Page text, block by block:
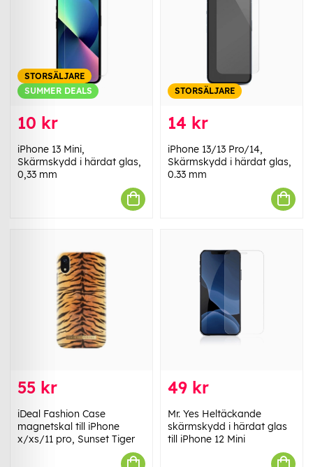
STORSÄLJARE
SUMMER DEALS
10 kr
iPhone 13 Mini,
Skärmskydd i härdat glas,
0,33 mm
STORSÄLJARE
14 kr
iPhone 13/13 Pro/14,
Skärmskydd i härdat glas,
0.33 mm
55 kr
iDeal Fashion Case
magnetskal till iPhone
x/xs/11 pro, Sunset Tiger
49 kr
Mr. Yes Heltäckande
skärmskydd i härdat glas
till iPhone 12 Mini